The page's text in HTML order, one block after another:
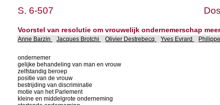
S. 6-507
Voorstel van resolutie om vrouwelijk ondernemerschap
Anne Barzin Jacques Brotchi Olivier Destrebecq Yves Evrard
ondernemer
gelijke behandeling van man en vrouw
zelfstandig beroep
positie van de vrouw
bestrijding van discriminatie
motie van het Parlement
kleine en middelgrote onderneming